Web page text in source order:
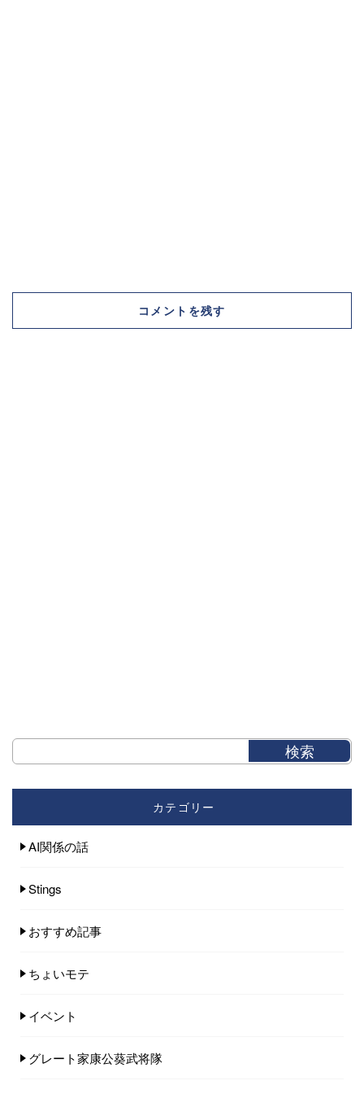
コメントを残す
カテゴリー
AI関係の話
Stings
おすすめ記事
ちょいモテ
イベント
グレート家康公葵武将隊